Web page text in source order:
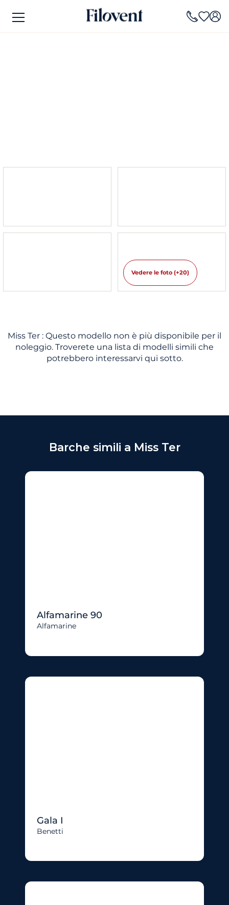
Vedere le foto (+20)
Miss Ter : Questo modello non è più disponibile per il
noleggio. Troverete una lista di modelli simili che
potrebbero interessarvi qui sotto.
Barche simili a Miss Ter
Alfamarine 90
Alfamarine
Gala I
Benetti